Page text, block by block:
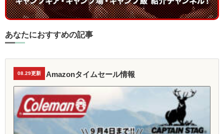
あなたにおすすめの記事
08.29更新 Amazonタイムセール情報